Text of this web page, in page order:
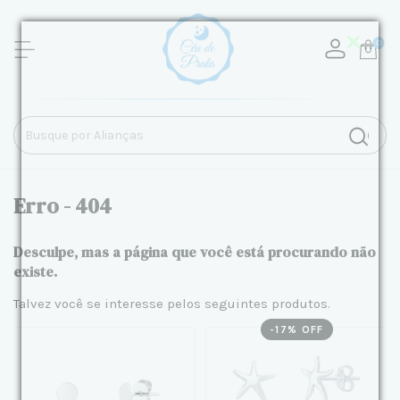
0
Erro - 404
Desculpe, mas a página que você está procurando não
existe.
Talvez você se interesse pelos seguintes produtos.
-17 % OFF